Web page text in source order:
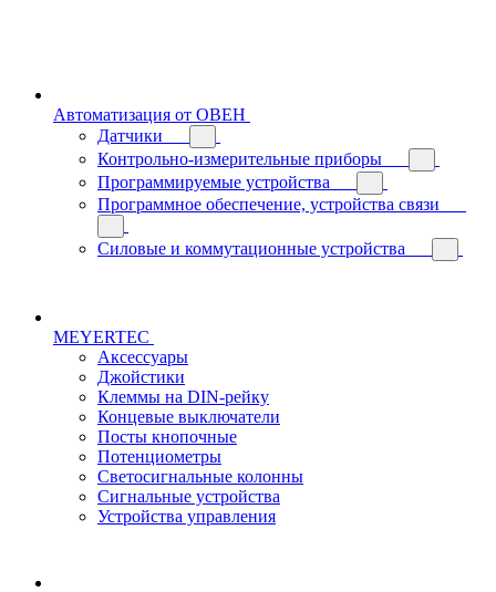
Автоматизация от ОВЕН
Датчики
Контрольно-измерительные приборы
Программируемые устройства
Программное обеспечение, устройства связи
Силовые и коммутационные устройства
MEYERTEC
Аксессуары
Джойстики
Клеммы на DIN-рейку
Концевые выключатели
Посты кнопочные
Потенциометры
Светосигнальные колонны
Сигнальные устройства
Устройства управления